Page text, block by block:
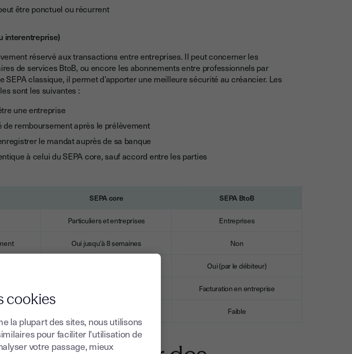
être ponctuel ou récurrent
interentreprise)
réservé aux transactions entre entreprises. Il peut concerner les
de services BtoB, ou encore les abonnements entre professionnels par
SEPA classique, il permet d’apporter une meilleure sécurité au créancier. Les
sont les suivantes :
une entreprise
de remboursement après le prélèvement
le mandat auprès de sa banque
à celui du SEPA core, sauf accord entre les parties
SEPA core SEPA BtoB
Particuliers et entreprises Entreprises
Oui jusqu’à 8 semaines Non
Oui (par le débiteur)
Facturation en entreprise
Faible
cookies
la plupart des sites, nous utilisons
pour faciliter l'utilisation de
votre passage, mieux